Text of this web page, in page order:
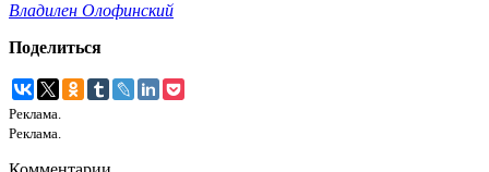
Владилен Олофинский
Поделиться
Реклама.
Реклама.